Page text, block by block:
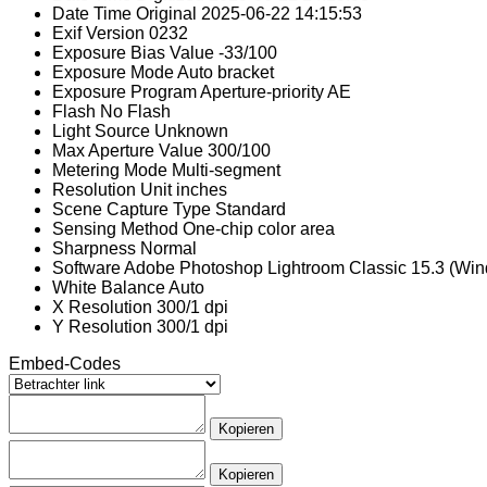
Date Time Original 2025-06-22 14:15:53
Exif Version 0232
Exposure Bias Value -33/100
Exposure ModeAuto bracket
Exposure ProgramAperture-priority AE
Flash No Flash
Light Source Unknown
Max Aperture Value 300/100
Metering Mode Multi-segment
Resolution Unit inches
Scene Capture Type Standard
Sensing Method One-chip color area
Sharpness Normal
SoftwareAdobe Photoshop Lightroom Classic 15.3
White BalanceAuto
X Resolution 300/1 dpi
Y Resolution 300/1 dpi
Embed-Codes
Kopieren
Kopieren